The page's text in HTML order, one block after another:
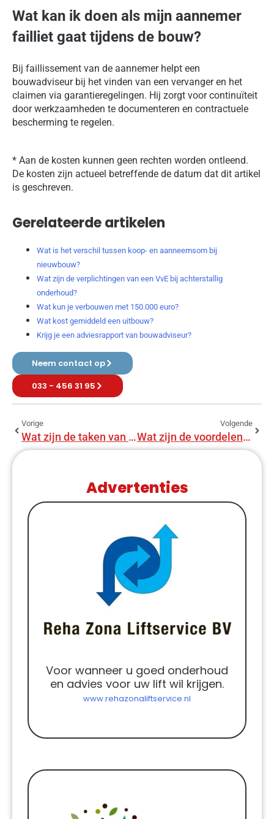
Wat kan ik doen als mijn aannemer
failliet gaat tijdens de bouw?
Bij faillissement van de aannemer helpt een
bouwadviseur bij het vinden van een vervanger en het
claimen via garantieregelingen. Hij zorgt voor continuïteit
door werkzaamheden te documenteren en contractuele
bescherming te regelen.
* Aan de kosten kunnen geen rechten worden ontleend.
De kosten zijn actueel betreffende de datum dat dit artikel
is geschreven.
Gerelateerde artikelen
Wat is het verschil tussen koop- en aanneemsom bij
nieuwbouw?
Wat zijn de verplichtingen van een VvE bij achterstallig
onderhoud?
Wat kun je verbouwen met 150.000 euro?
Wat kost gemiddeld een uitbouw?
Krijg je een adviesrapport van bouwadviseur?
Neem contact op
033 - 456 31 95
Vorige
Wat zijn de taken van een bouwadviseur?
Volgende
Wat zijn de voordelen van bouwadvies?
Advertenties
Voor wanneer u goed onderhoud
en advies voor uw lift wil krijgen.
www.rehazonaliftservice.nl